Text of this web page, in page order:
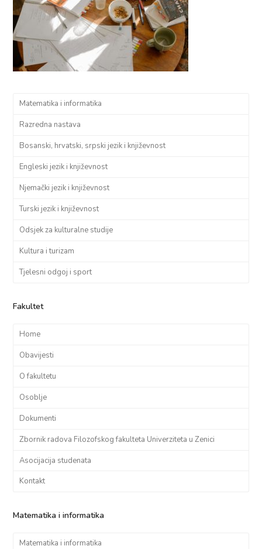
Matematika i informatika
Razredna nastava
Bosanski, hrvatski, srpski jezik i književnost
Engleski jezik i književnost
Njemački jezik i književnost
Turski jezik i književnost
Odsjek za kulturalne studije
Kultura i turizam
Tjelesni odgoj i sport
Fakultet
Home
Obavijesti
O fakultetu
Osoblje
Dokumenti
Zbornik radova Filozofskog fakulteta Univerziteta u Zenici
Asocijacija studenata
Kontakt
Matematika i informatika
Matematika i informatika